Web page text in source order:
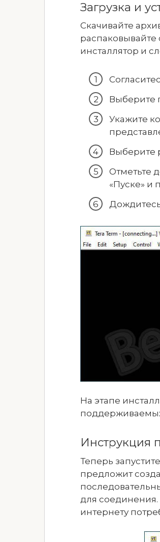
Загрузка и
Скачивайте
распаковывайте
инсталлятор и
Выберите
Укажите
Выберите
Отметьте
«Пуске» и
На этапе
поддерживаемых
Инструкция
Теперь
предложит
для
интернету